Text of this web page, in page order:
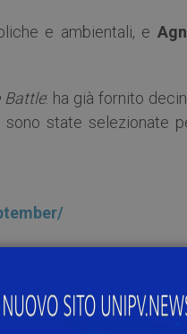
e ambientali, e
Battle: ha già fornito
state selezionate